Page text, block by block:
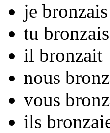
je bronzais
tu bronzais
il bronzait
nous bronz
vous bronz
ils bronz